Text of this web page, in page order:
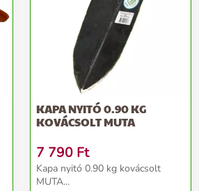
KAPA NYITÓ 0.90 KG
KOVÁCSOLT MUTA
7 790 Ft
Kapa nyitó 0.90 kg kovácsolt
MUTA...